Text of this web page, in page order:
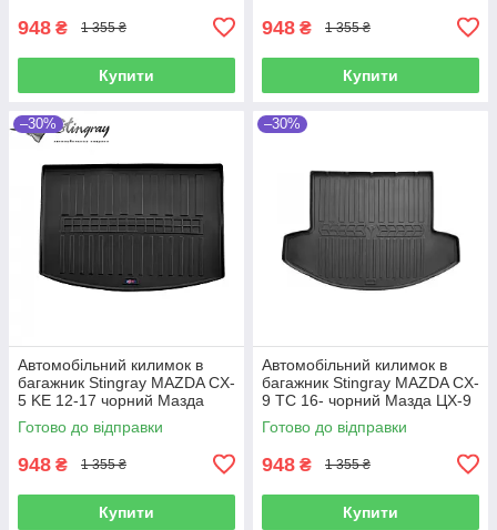
948 ₴ 1 355 ₴
Купити
948 ₴ 1 355 ₴
Купити
–30%
Автомобільний килимок в
багажник Stingray MAZDA CX-
5 KE 12-17 чорний Мазда
ЦХ-5
Готово до відправки
948 ₴ 1 355 ₴
Купити
–30%
Автомобільний килимок в
багажник Stingray MAZDA CX-
9 TC 16- чорний Мазда ЦХ-9
Готово до відправки
948 ₴ 1 355 ₴
Купити